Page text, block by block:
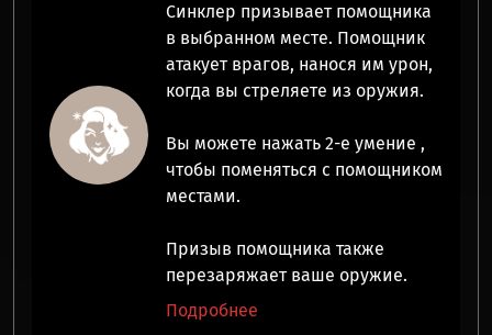
Синклер призывает помощника
в выбранном месте. Помощник
атакует врагов, нанося им урон,
когда вы стреляете из оружия.
Вы можете нажать 2-е умение ,
чтобы поменяться с помощником
местами.
Призыв помощника также
перезаряжает ваше оружие.
Подробнее